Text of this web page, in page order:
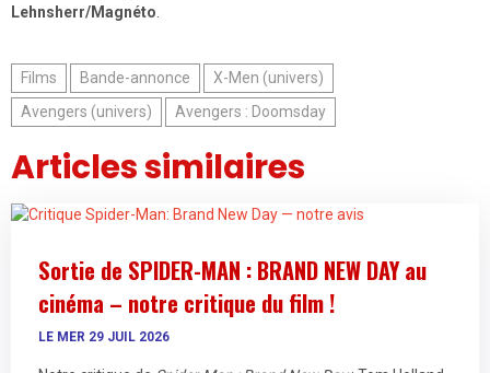
Lehnsherr/Magnéto.
Films Bande-annonce
X-Men (univers)
Avengers (univers)
Avengers : Doomsday
Articles similaires
Sortie de SPIDER-MAN : BRAND NEW DAY au
cinéma – notre critique du film !
LE MER 29 JUIL 2026